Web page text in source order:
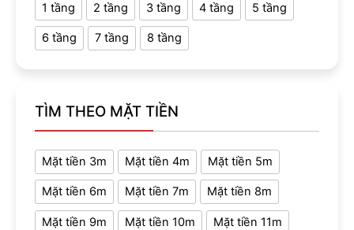
1 tầng 2 tầng 3 tầng 4 tầng 5 tầng
6 tầng 7 tầng 8 tầng
TÌM THEO MẶT TIỀN
Mặt tiền 3m Mặt tiền 4m Mặt tiền 5m
Mặt tiền 6m Mặt tiền 7m Mặt tiền 8m
Mặt tiền 9m Mặt tiền 10m Mặt tiền 11m